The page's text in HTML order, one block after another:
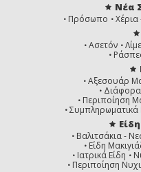
Νέα
Πρόσωπο
Ασετόν
Αξεσουάρ
Περιποίηση
Βαλιτσάκια -
Είδη
Ιατρικά Είδη
Περιποίηση